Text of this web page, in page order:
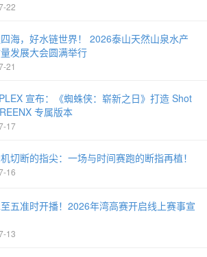
22
海，好水链世界！ 2026泰山天然山泉水产
发展大会圆满举行
21
宣布：《蜘蛛侠：崭新之日》打造 Shot
专属版本
17
切断的指尖：一场与时间赛跑的断指再植！
16
五准时开播！2026年湾高赛开启线上赛事宣
13